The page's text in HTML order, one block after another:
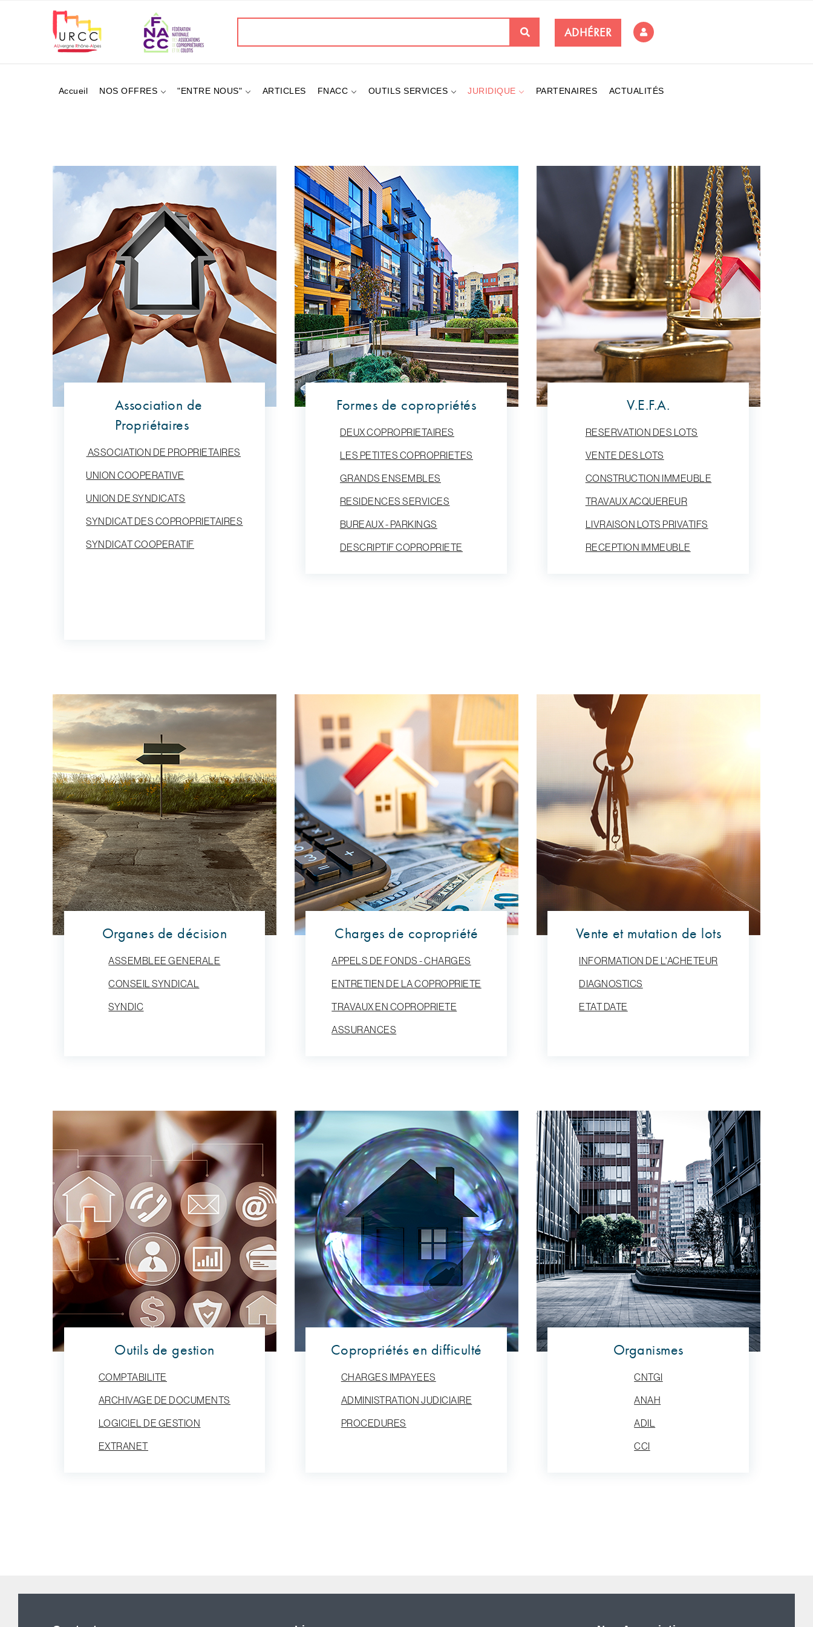
ADHÉRER
Accueil NOS OFFRES "ENTRE NOUS" ARTICLES FNACC OUTILS SERVICES JURIDIQUE PARTENAIRES ACTUALITÉS
Association de
Propriétaires
ASSOCIATION DE PROPRIETAIRES
UNION COOPERATIVE
UNION DE SYNDICATS
SYNDICAT DES COPROPRIETAIRES
SYNDICAT COOPERATIF
Formes de copropriétés
DEUX COPROPRIETAIRES
LES PETITES COPROPRIETES
GRANDS ENSEMBLES
RESIDENCES SERVICES
BUREAUX - PARKINGS
DESCRIPTIF COPROPRIETE
V.E.F.A.
RESERVATION DES LOTS
VENTE DES LOTS
CONSTRUCTION IMMEUBLE
TRAVAUX ACQUEREUR
LIVRAISON LOTS PRIVATIFS
RECEPTION IMMEUBLE
Organes de décision
ASSEMBLEE GENERALE
CONSEIL SYNDICAL
SYNDIC
Charges de copropriété
APPELS DE FONDS - CHARGES
ENTRETIEN DE LA COPROPRIETE
TRAVAUX EN COPROPRIETE
ASSURANCES
Vente et mutation de lots
INFORMATION DE L'ACHETEUR
DIAGNOSTICS
ETAT DATE
Outils de gestion
COMPTABILITE
ARCHIVAGE DE DOCUMENTS
LOGICIEL DE GESTION
EXTRANET
Copropriétés en difficulté
CHARGES IMPAYEES
ADMINISTRATION JUDICIAIRE
PROCEDURES
Organismes
CNTGI
ANAH
ADIL
CCI